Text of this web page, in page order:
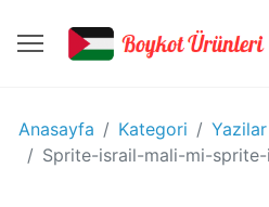
YIYECEK
IÇECEK
Anasayfa Kategori
Yazilar
Sprite-israil-mali-mi-